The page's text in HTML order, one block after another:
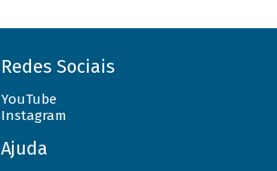
Redes Sociais
YouTube
Instagram
Ajuda